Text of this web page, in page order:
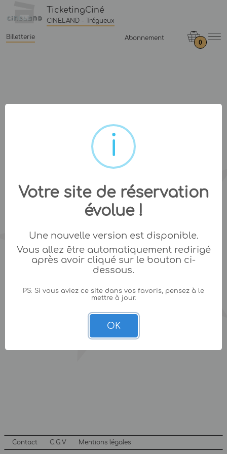
TicketingCiné
CINELAND - Trégueux
Billetterie Abonnement
0
Contact C.G.V Mentions légales
Votre site de réservation
évolue !
Une nouvelle version est disponible.
Vous allez être automatiquement redirigé
après avoir cliqué sur le bouton ci-
dessous.
PS: Si vous aviez ce site dans vos favoris, pensez à le
mettre à jour.
OK